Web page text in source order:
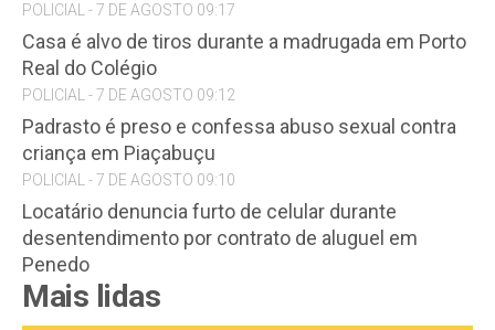
POLICIAL - 7 DE AGOSTO 09:17
Casa é alvo de tiros durante a madrugada em Porto
Real do Colégio
POLICIAL - 7 DE AGOSTO 09:12
Padrasto é preso e confessa abuso sexual contra
criança em Piaçabuçu
POLICIAL - 7 DE AGOSTO 09:10
Locatário denuncia furto de celular durante
desentendimento por contrato de aluguel em
Penedo
Mais lidas